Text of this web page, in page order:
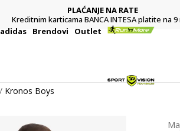
PLAĆANJE NA RATE
Kreditnim karticama BANCA INTESA platite na 9
adidas Brendovi Outlet
Kronos Boys